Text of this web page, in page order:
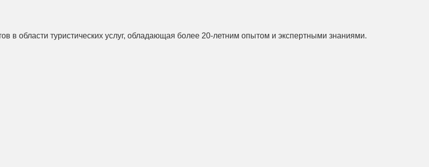
области туристических услуг, обладающая более 20-летним опытом и экспертными знаниями.